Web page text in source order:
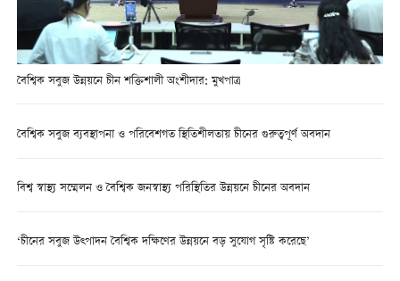
বৈশ্বিক সবুজ উন্নয়নে চীন শক্তিশালী অংশীদার: মুখপাত্র
বৈশ্বিক সবুজ ব্যবস্থাপনা ও পরিবেশগত স্থিতিশীলতায় চীনের গুরুত্বপূর্ণ অবদান
বিশ্ব স্বাস্থ্য সম্মেলন ও বৈশ্বিক জনস্বাস্থ্য পরিস্থিতির উন্নয়নে চীনের অবদান
‘চীনের সবুজ উত্পাদন বৈশ্বিক দক্ষিণের উন্নয়নে বড় সুযোগ সৃষ্টি করেছে’